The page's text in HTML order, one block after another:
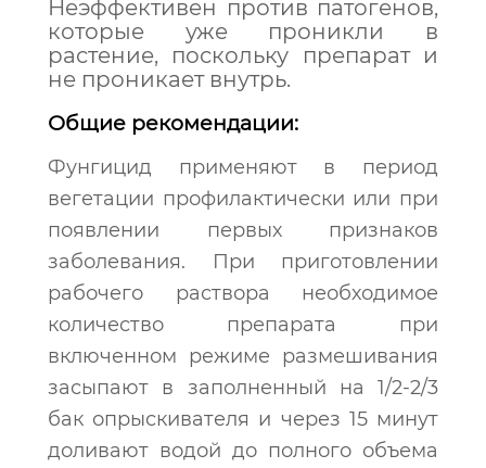
Неэффективен против патогенов,
которые уже проникли в
растение, поскольку препарат и
не проникает внутрь.
Общие рекомендации:
Фунгицид применяют в период
вегетации профилактически или при
появлении первых признаков
заболевания. При приготовлении
рабочего раствора необходимое
количество препарата при
включенном режиме размешивания
засыпают в заполненный на 1/2-2/3
бак опрыскивателя и через 15 минут
доливают водой до полного объема